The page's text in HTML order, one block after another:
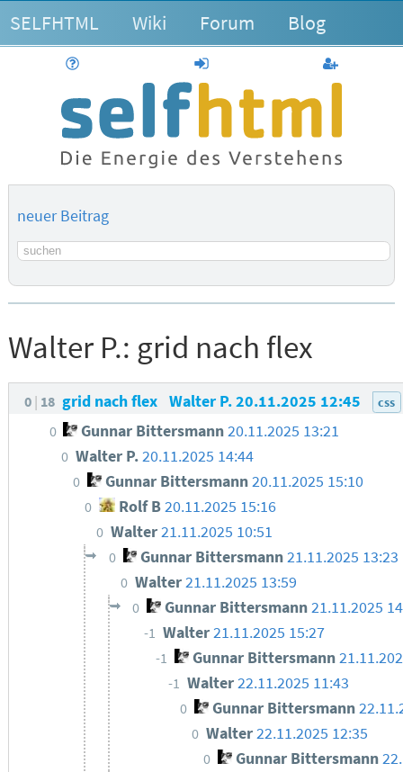
SELFHTML Wiki Forum Blog
anmelden
neuer Beitrag
Suchbegriff
Walter P.: grid nach flex
0 18 grid nach flex Walter P.20.11.2025 12:45 css
0 Gunnar Bittersmann20.11.2025 13:21
0 Walter P.20.11.2025 14:44
0 Gunnar Bittersmann20.11.2025 15:10
0 Rolf B20.11.2025 15:16
0 Walter21.11.2025 10:51
0 Gunnar Bittersmann21.11.2025 13:23
0 Walter21.11.2025 13:59
0 Gunnar Bittersmann21.11.2025
-1 Walter21.11.2025 15:27
-1 Gunnar Bittersmann
-1 Walter22.11.2025 11:43
0 Gunnar Bittersmann
0 Walter22.11.2025 12:35
0 Gunnar Bittersmann